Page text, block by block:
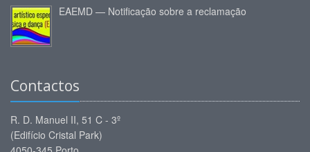
EAEMD — Notificação sobre a reclamação
Contactos
R. D. Manuel II, 51 C - 3º
(Edifício Cristal Park)